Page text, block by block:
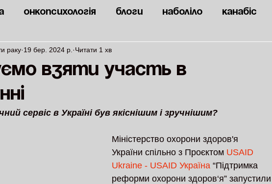
Онкопсихологія Блоги Наболіло Канабіс
взяти участь в
раку 19 бер. 2024 р. Читати 1 хв
сервіс в Україні був якіснішим і зручнішим?
Міністерство охорони здоров'я
України спільно з Проєктом USAID
Ukraine - USAID Україна “Підтримка
реформи охорони здоров‘я” запустили